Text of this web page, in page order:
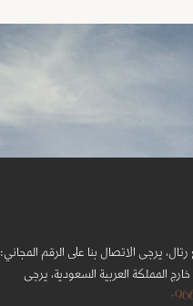
يرجى الاتصال بنا على الرقم المجاني:
المملكة العربية السعودية، يرجى